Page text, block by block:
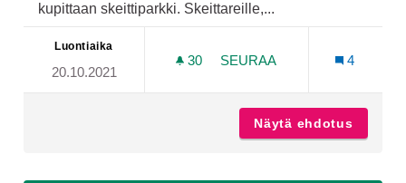
kupittaan skeittiparkki. Skeittareille,...
Luontiaika
20.10.2021
30 30 SEURAAJAA
SEURAA
4
Näytä ehdotus